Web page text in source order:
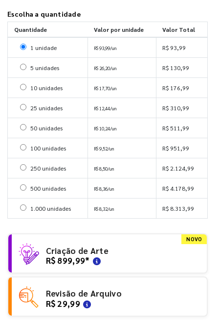
Escolha a quantidade
Quantidade Valor por unidade Valor Total
Selecionar 1 unidade
1 unidade R$ 93,99/un R$ 93,99
Selecionar 5 unidades
5 unidades R$ 26,20/un R$ 130,99
Selecionar 10 unidades
10 unidades R$ 17,70/un R$ 176,99
Selecionar 25 unidades
25 unidades R$ 12,44/un R$ 310,99
Selecionar 50 unidades
50 unidades R$ 10,24/un R$ 511,99
Selecionar 100 unidades
100 unidades R$ 9,52/un R$ 951,99
Selecionar 250 unidades
250 unidades R$ 8,50/un R$ 2.124,99
Selecionar 500 unidades
500 unidades R$ 8,36/un R$ 4.178,99
Selecionar 1000 unidades
1.000 unidades R$ 8,32/un R$ 8.313,99
NOVO
Criação de Arte
R$ 899,99*
Revisão de Arquivo
R$ 29,99